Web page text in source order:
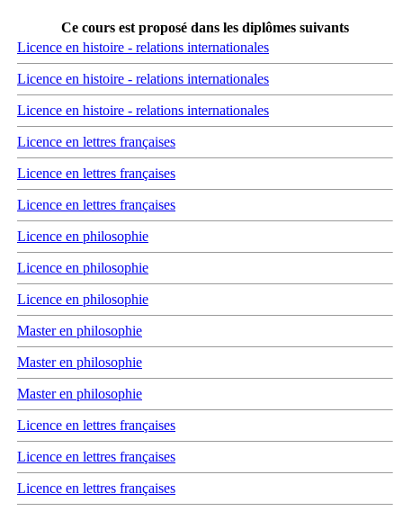
Ce cours est proposé dans les diplômes suivants
Licence en histoire - relations internationales
Licence en histoire - relations internationales
Licence en histoire - relations internationales
Licence en lettres françaises
Licence en lettres françaises
Licence en lettres françaises
Licence en philosophie
Licence en philosophie
Licence en philosophie
Master en philosophie
Master en philosophie
Master en philosophie
Licence en lettres françaises
Licence en lettres françaises
Licence en lettres françaises